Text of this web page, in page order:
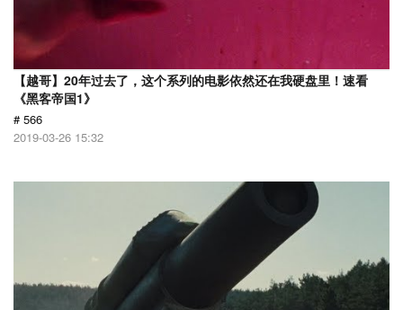
【越哥】20年过去了，这个系列的电影依然还在我硬盘里！速看
《黑客帝国1》
# 566
2019-03-26 15:32